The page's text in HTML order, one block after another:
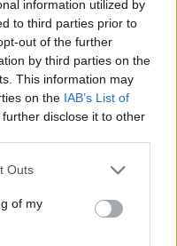
information utilized by
to third parties prior to
out of the further
by third parties on the
This information may
on the IAB’s List of
disclose it to other
Outs
of my
!!!!!!
2